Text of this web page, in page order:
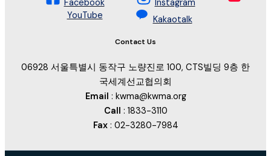
Facebook
Instagram
YouTube
Kakaotalk
Contact Us
06928 서울특별시 동작구 노량진로 100, CTS빌딩 9층 한
국세계선교협의회
Email : kwma@kwma.org
Call : 1833-3110
Fax : 02-3280-7984